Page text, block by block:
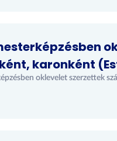
karonként
oklevelet szerzettek